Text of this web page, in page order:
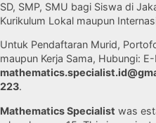
SD, SMP, SMU bagi Siswa di
Kurikulum Lokal maupun
Untuk Pendaftaran Murid,
maupun Kerja Sama, Hubungi:
223.
Mathematics Specialist was